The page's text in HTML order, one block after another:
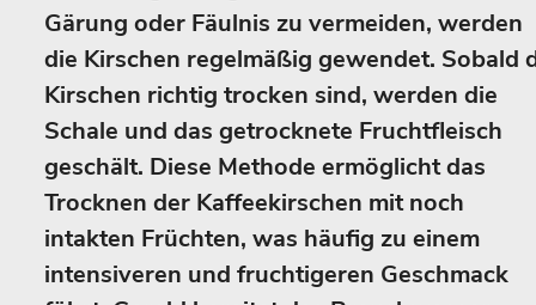
Gärung oder Fäulnis zu vermeiden, werden
die Kirschen regelmäßig gewendet. Sobald
Kirschen richtig trocken sind, werden die
Schale und das getrocknete Fruchtfleisch
geschält. Diese Methode ermöglicht das
Trocknen der Kaffeekirschen mit noch
intakten Früchten, was häufig zu einem
intensiveren und fruchtigeren Geschmack